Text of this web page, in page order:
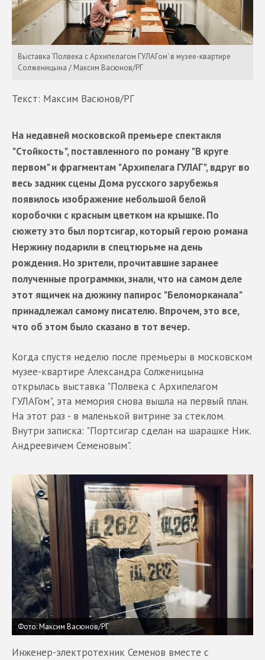
Выставка 'Полвека с Архипелагом ГУЛАГом' в музее-квартире
Солженицына / Максим Васюнов/РГ
Текст: Максим Васюнов/РГ
На недавней московской премьере спектакля
"Стойкость", поставленного по роману "В круге
первом" и фрагментам "Архипелага ГУЛАГ", вдруг во
весь задник сцены Дома русского зарубежья
появилось изображение небольшой белой
коробочки с красным цветком на крышке. По
сюжету это был портсигар, который герою романа
Нержину подарили в спецтюрьме на день
рождения. Но зрители, прочитавшие заранее
полученные программки, знали, что на самом деле
этот ящичек на дюжину папирос "Беломорканала"
принадлежал самому писателю. Впрочем, это все,
что об этом было сказано в тот вечер.
Когда спустя неделю после премьеры в московском
музее-квартире Александра Солженицына
открылась выставка "Полвека с Архипелагом
ГУЛАГом", эта мемория снова вышла на первый план.
На этот раз - в маленькой витрине за стеклом.
Внутри записка: "Портсигар сделан на шарашке Ник.
Андреевичем Семеновым".
Фото: Максим Васюнов/РГ
Инженер-электротехник Семенов вместе с